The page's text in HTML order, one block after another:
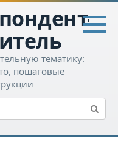
тематику:
пошаговые